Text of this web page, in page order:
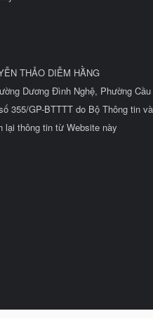
THẢO DIỄM HẰNG
Dương Đình Nghệ, Phường
355/GP-BTTTT do Bộ Thông tin
lại thông tin từ Website này